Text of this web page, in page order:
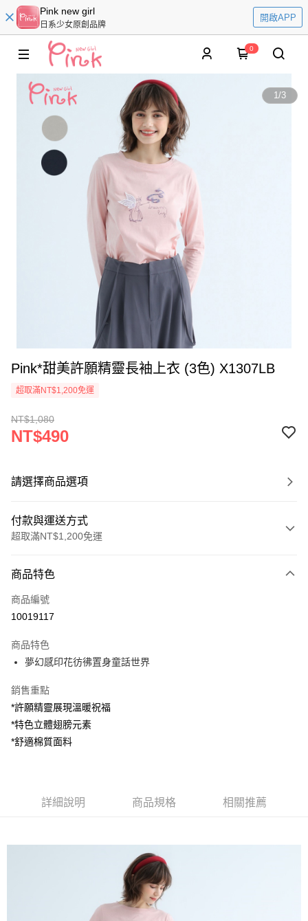
Pink new girl
日系少女原創品牌
開啟APP
0
1/3
Pink*甜美許願精靈長袖上衣 (3色) X1307LB
超取滿NT$1,200免運
NT$1,080
NT$490
請選擇商品選項
付款與運送方式
超取滿NT$1,200免運
信用卡一次付款
超商取貨付款
Apple Pay
街口支付
悠遊付
AFTEE先享後付
１．簡單：不需註冊會員、不需綁卡、不需儲值。
【「AFTEE先享後付」結帳流程】
１．於結帳方式選擇「AFTEE先享後付」後，將跳轉至「AFTEE先享後付」
結帳頁面，進行簡訊認證並確認金額後，即可完成結帳。
２．訂單成立數日內，您將收到繳費通知簡訊。
３．收到繳費通知簡訊後14天內，點擊此簡訊中的連結，可透過四大超商／
ATM／網路銀行／等多元方式進行付款，方視為交易完成。
運送方式
每筆NT$80，滿NT$1,200(含以上)免運費
每筆NT$80，滿NT$1,200(含以上)免運費
商品特色
商品編號
10019117
商品特色
夢幻感印花彷彿置身童話世界
銷售重點
*許願精靈展現溫暖祝福
*特色立體翅膀元素
*舒適棉質面料
詳細說明 商品規格 相關推薦